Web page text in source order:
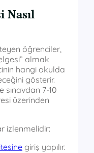
Nasıl
öğrenciler,
almak
hangi okulda
gösterir.
sınavdan 7-10
üzerinden
izlenmelidir:
giriş yapılır.